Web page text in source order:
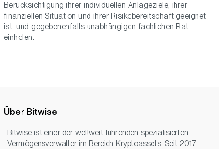
Berücksichtigung ihrer individuellen Anlageziele, ihrer
finanziellen Situation und ihrer Risikobereitschaft geeignet
ist, und gegebenenfalls unabhängigen fachlichen Rat
einholen.
Über Bitwise
Bitwise ist einer der weltweit führenden spezialisierten
Vermögensverwalter im Bereich Kryptoassets. Seit 2017